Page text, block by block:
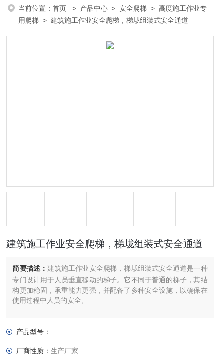
当前位置：首页 > 产品中心 >安全爬梯 >高度施工作业专
用爬梯 > 建筑施工作业安全爬梯，梯垅组装式安全通道
建筑施工作业安全爬梯，梯垅组装式安全通道
简要描述：建筑施工作业安全爬梯，梯垅组装式安全通道是一种
专门设计用于人员垂直移动的梯子。它不同于普通的梯子，其结
构更加稳固，承重能力更强，并配备了多种安全设施，以确保在
使用过程中人员的安全。
产品型号：
厂商性质：生产厂家